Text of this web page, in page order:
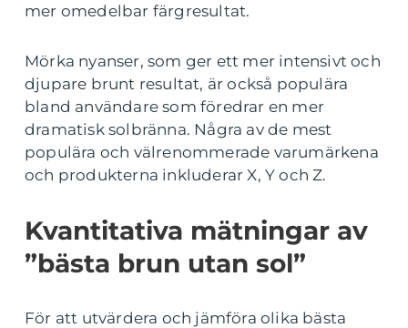
mer omedelbar färgresultat.
Mörka nyanser, som ger ett mer intensivt och
djupare brunt resultat, är också populära
bland användare som föredrar en mer
dramatisk solbränna. Några av de mest
populära och välrenommerade varumärkena
och produkterna inkluderar X, Y och Z.
Kvantitativa mätningar av
”bästa brun utan sol”
För att utvärdera och jämföra olika bästa